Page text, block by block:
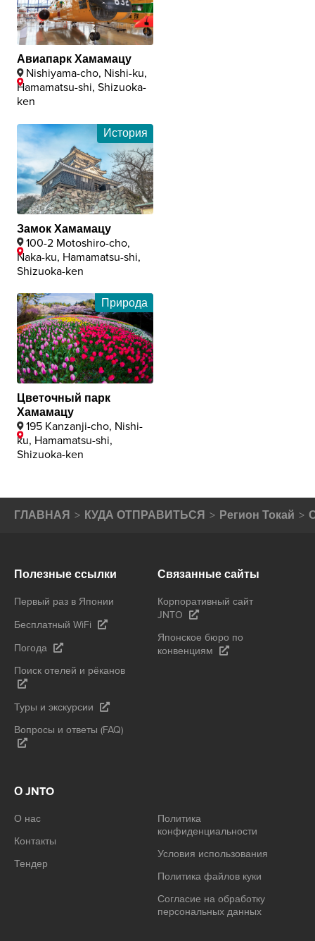
Авиапарк Хамамацу
Nishiyama-cho, Nishi-ku,
Hamamatsu-shi, Shizuoka-
ken
История
Замок Хамамацу
100-2 Motoshiro-cho,
Naka-ku, Hamamatsu-shi,
Shizuoka-ken
Природа
Цветочный парк
Хамамацу
195 Kanzanji-cho, Nishi-
ku, Hamamatsu-shi,
Shizuoka-ken
ГЛАВНАЯ КУДА ОТПРАВИТЬСЯ Регион Токай
Полезные ссылки
Первый раз в Японии
Бесплатный WiFi
Погода
Поиск отелей и рёканов
Туры и экскурсии
Вопросы и ответы (FAQ)
Связанные сайты
Корпоративный сайт
JNTO
Японское бюро по
конвенциям
О JNTO
О нас
Контакты
Тендер
Политика
конфиденциальности
Условия использования
Политика файлов куки
Согласие на обработку
персональных данных